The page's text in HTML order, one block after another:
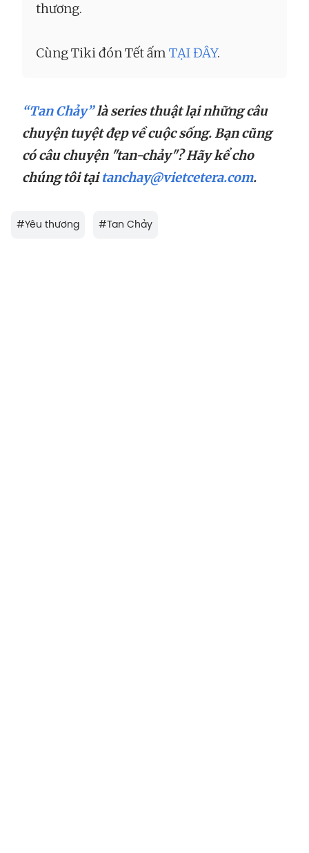
thương.
Cùng Tiki đón Tết ấm TẠI ĐÂY.
“Tan Chảy”là series thuật lại những câu
chuyện tuyệt đẹp về cuộc sống. Bạn cũng
có câu chuyện "tan-chảy"? Hãy kể cho
chúng tôi tạitanchay@vietcetera.com.
#Yêu thương #Tan Chảy